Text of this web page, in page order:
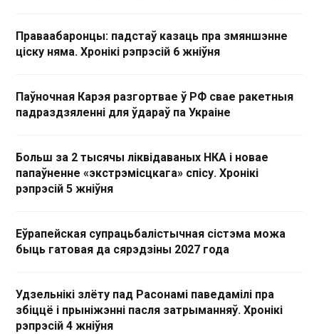
Праваабаронцы: падстаў казаць пра змяншэнне
ціску няма. Хронікі рэпрэсій 6 жніўня
Паўночная Карэя разгортвае ў РФ свае ракетныя
падраздзяленні для ўдараў па Украіне
Больш за 2 тысячы ліквідаваных НКА і новае
папаўненне «экстрэмісцкага» спісу. Хронікі
рэпрэсій 5 жніўня
Еўрапейская супрацьбалістычная сістэма можа
быць гатовая да сярэдзіны 2027 года
Удзельнікі злёту пад Расонамі паведамілі пра
збіццё і прыніжэнні пасля затрыманняў. Хронікі
рэпрэсій 4 жніўня